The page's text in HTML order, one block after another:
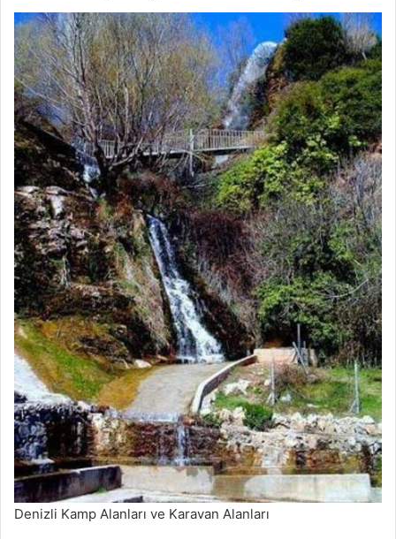
Denizli Kamp Alanları ve Karavan Alanları